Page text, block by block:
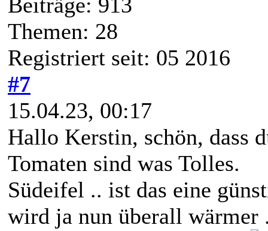
Themen: 28
Registriert seit: 05 2016
#7
15.04.23, 00:17
Hallo Kerstin, schön, dass
Tomaten sind was Tolles.
Südeifel .. ist das eine
wird ja nun überall wärmer